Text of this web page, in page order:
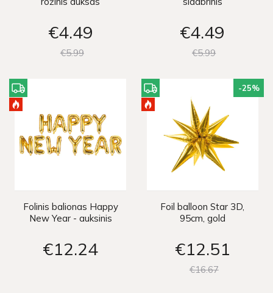
€4 49
€599
€4 49
€599
Folinis balionas Happy
New Year - auksinis
€12 24
-25%
Foil balloon Star 3D,
95cm, gold
€12 51
€1667